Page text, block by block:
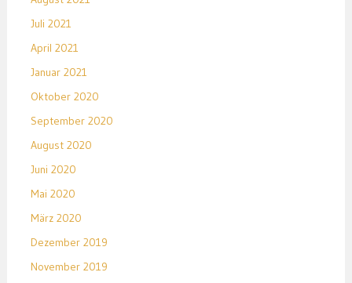
Juli 2021
April 2021
Januar 2021
Oktober 2020
September 2020
August 2020
Juni 2020
Mai 2020
März 2020
Dezember 2019
November 2019